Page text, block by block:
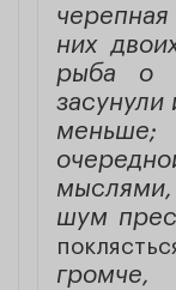
них
рыба о
шум
громче,